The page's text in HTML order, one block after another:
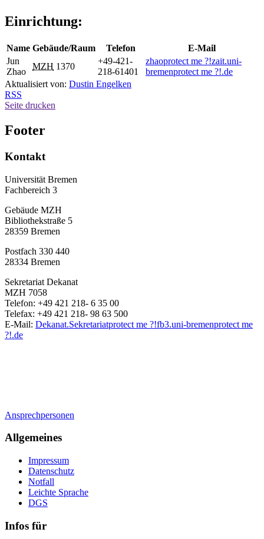
Einrichtung:
Name Gebäude/Raum Telefon
E-Mail
Jun
Zhao
MZH 1370
+49-421-
218-61401
zhaoprotect me ?!zait.uni-
bremenprotect me ?!.de
Aktualisiert von: Dustin Engelken
RSS
Seite drucken
Footer
Kontakt
Universität Bremen
Fachbereich 3
Gebäude MZH
Bibliothekstraße 5
28359 Bremen
Postfach 330 440
28334 Bremen
Sekretariat Dekanat
MZH 7058
Telefon: +49 421 218- 6 35 00
Telefax: +49 421 218- 98 63 500
E-Mail: Dekanat.Sekretariatprotect me ?!fb3.uni-bremenprotect me
?!.de
Ansprechpersonen
Allgemeines
Impressum
Datenschutz
Notfall
Leichte Sprache
DGS
Infos für